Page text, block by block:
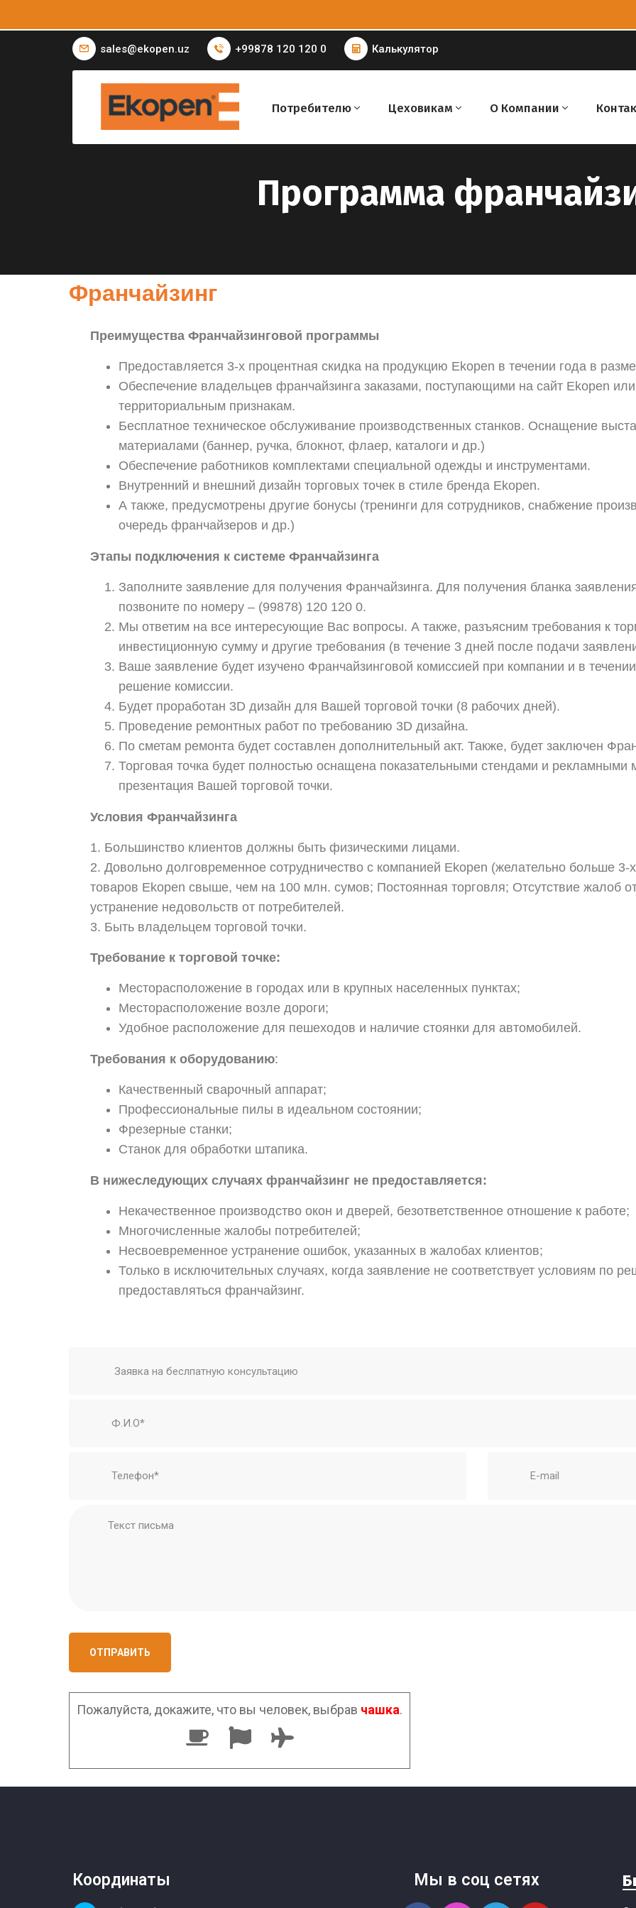
sales@ekopen.uz +99878 120 120 0 Калькулятор
Потребителю Цеховикам О Компании
Программа
Франчайзинг
Преимущества Франчайзинговой программы
Предоставляется 3-х процентная скидка на продукцию Ekopen в течении года в
Обеспечение владельцев франчайзинга заказами, поступающими на сайт Ekopen
территориальным признакам.
Бесплатное техническое обслуживание производственных станков. Оснащение
материалами (баннер, ручка, блокнот, флаер, каталоги и др.)
Обеспечение работников комплектами специальной одежды и инструментами.
Внутренний и внешний дизайн торговых точек в стиле бренда Ekopen.
А также, предусмотрены другие бонусы (тренинги для сотрудников, снабжение
очередь франчайзеров и др.)
Этапы подключения к системе Франчайзинга
Заполните заявление для получения Франчайзинга. Для получения бланка
позвоните по номеру – (99878) 120 120 0.
Мы ответим на все интересующие Вас вопросы. А также, разъясним требования к
инвестиционную сумму и другие требования (в течение 3 дней после подачи
Ваше заявление будет изучено Франчайзинговой комиссией при компании и в
решение комиссии.
Будет проработан 3D дизайн для Вашей торговой точки (8 рабочих дней).
Проведение ремонтных работ по требованию 3D дизайна.
По сметам ремонта будет составлен дополнительный акт. Также, будет заключен
Торговая точка будет полностью оснащена показательными стендами и рекламными
презентация Вашей торговой точки.
Условия Франчайзинга
1. Большинство клиентов должны быть физическими лицами.
2. Довольно долговременное сотрудничество с компанией Ekopen (желательно больше
товаров Ekopen свыше, чем на 100 млн. сумов; Постоянная торговля; Отсутствие жалоб
устранение недовольств от потребителей.
3. Быть владельцем торговой точки.
Требование к торговой точке:
Месторасположение в городах или в крупных населенных пунктах;
Месторасположение возле дороги;
Удобное расположение для пешеходов и наличие стоянки для автомобилей.
Требования к оборудованию:
Качественный сварочный аппарат;
Профессиональные пилы в идеальном состоянии;
Фрезерные станки;
Станок для обработки штапика.
В нижеследующих случаях франчайзинг не предоставляется:
Некачественное производство окон и дверей, безответственное отношение к работе;
Многочисленные жалобы потребителей;
Несвоевременное устранение ошибок, указанных в жалобах клиентов;
Только в исключительных случаях, когда заявление не соответствует условиям по
предоставляться франчайзинг.
ОТПРАВИТЬ
Пожалуйста, докажите, что вы человек, выбрав чашка.
Координаты Мы в соц сетях